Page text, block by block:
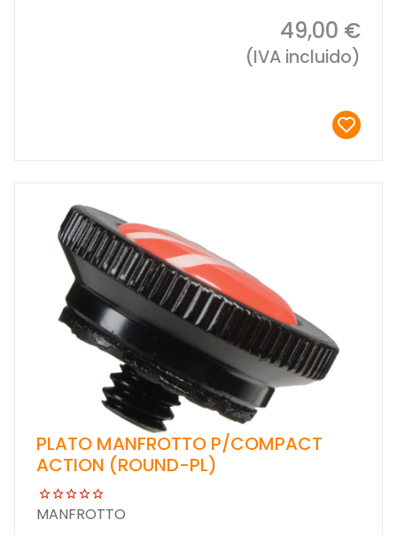
49,00 €
(IVA incluido)
PLATO MANFROTTO P/COMPACT
ACTION (ROUND-PL)
MANFROTTO